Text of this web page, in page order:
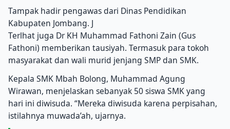
Tampak hadir pengawas dari Dinas Pendidikan
Kabupaten Jombang. J
Terlhat juga Dr KH Muhammad Fathoni Zain (Gus
Fathoni) memberikan tausiyah. Termasuk para tokoh
masyarakat dan wali murid jenjang SMP dan SMK.
Kepala SMK Mbah Bolong, Muhammad Agung
Wirawan, menjelaskan sebanyak 50 siswa SMK yang
hari ini diwisuda. “Mereka diwisuda karena perpisahan,
istilahnya muwada’ah, ujarnya.